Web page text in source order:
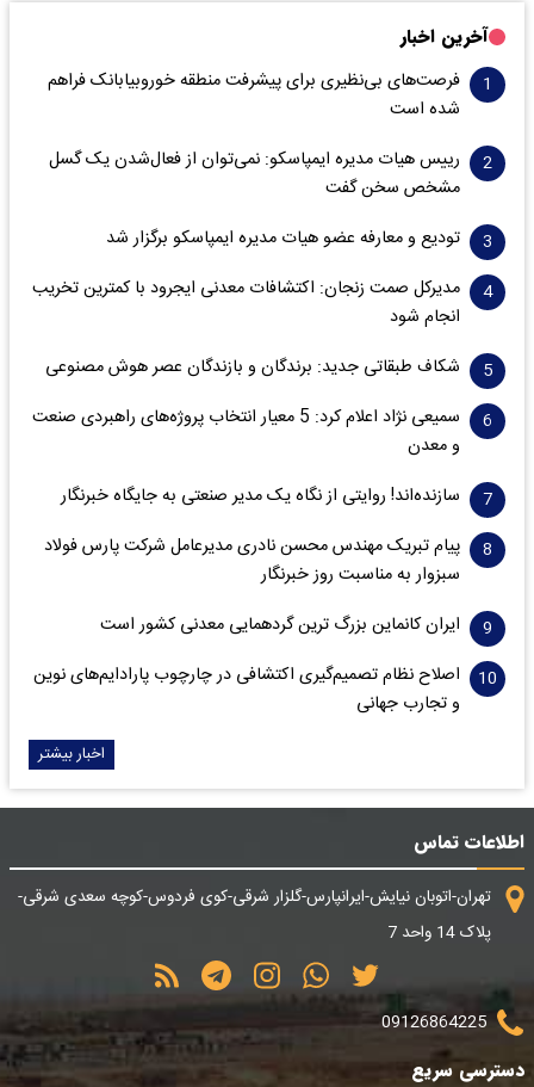
آخرین اخبار
فرصت‌های بی‌نظیری برای پیشرفت منطقه خوروبیابانک فراهم
شده است
رییس هیات مدیره ایمپاسکو: نمی‌توان از فعال‌شدن یک گسل
مشخص سخن گفت
تودیع و معارفه عضو هیات مدیره ایمپاسکو برگزار شد
مدیرکل صمت زنجان: اکتشافات معدنی ایجرود با کمترین تخریب
انجام شود
شکاف طبقاتی جدید: برندگان و بازندگان عصر هوش مصنوعی
سمیعی‌ نژاد اعلام کرد: 5 معیار انتخاب پروژه‌های راهبردی صنعت
و معدن
سازنده‌اند! روایتی از نگاه یک مدیر صنعتی به جایگاه خبرنگار
پیام تبریک مهندس محسن نادری مدیرعامل شرکت پارس فولاد
سبزوار به مناسبت روز خبرنگار
ایران کانماین بزرگ ترین گردهمایی معدنی کشور است
اصلاح نظام تصمیم‌گیری اکتشافی در چارچوب پارادایم‌های نوین
و تجارب جهانی
اخبار بیشتر
اطلاعات تماس
تهران-اتوبان نیایش-ایرانپارس-گلزار شرقی-کوی فردوس-کوچه سعدی شرقی-
پلاک 14 واحد 7
09126864225
دسترسی سریع